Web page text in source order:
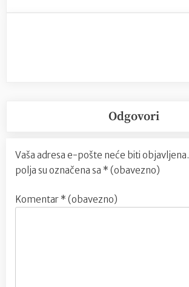
Odgovori
Vaša adresa e-pošte neće biti objavljena.
polja su označena sa * (obavezno)
Komentar * (obavezno)